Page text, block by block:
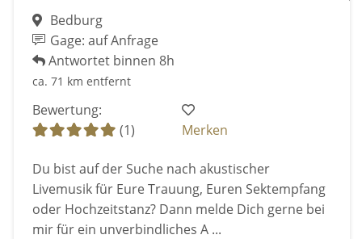
Bedburg
Gage: auf Anfrage
Antwortet binnen 8h
ca. 71 km entfernt
Bewertung:
(1)
Merken
Du bist auf der Suche nach akustischer
Livemusik für Eure Trauung, Euren Sektempfang
oder Hochzeitstanz? Dann melde Dich gerne bei
mir für ein unverbindliches A ...